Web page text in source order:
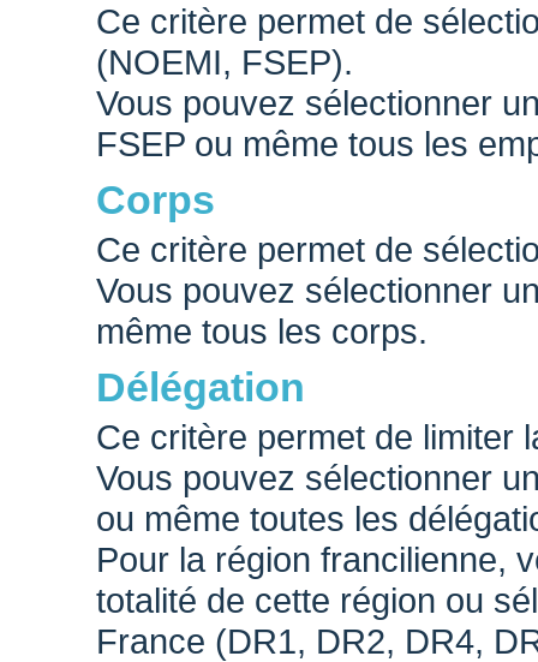
Ce critère permet de
(NOEMI, FSEP).
Vous pouvez sélectionner
FSEP ou même tous les
Corps
Ce critère permet de
Vous pouvez sélectionner
même tous les corps.
Délégation
Ce critère permet de limiter
Vous pouvez sélectionner
ou même toutes les
Pour la région francilienne,
totalité de cette région ou
France (DR1, DR2, DR4,